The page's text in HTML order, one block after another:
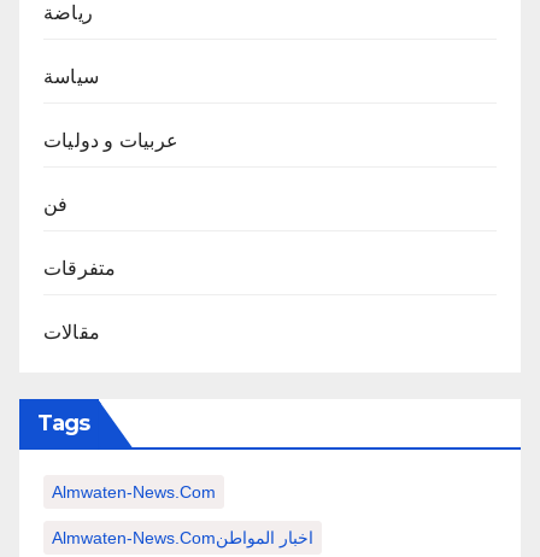
رياضة
سياسة
عربيات و دوليات
فن
متفرقات
مقالات
Tags
Almwaten-News.com
Almwaten-News.comاخبار المواطن